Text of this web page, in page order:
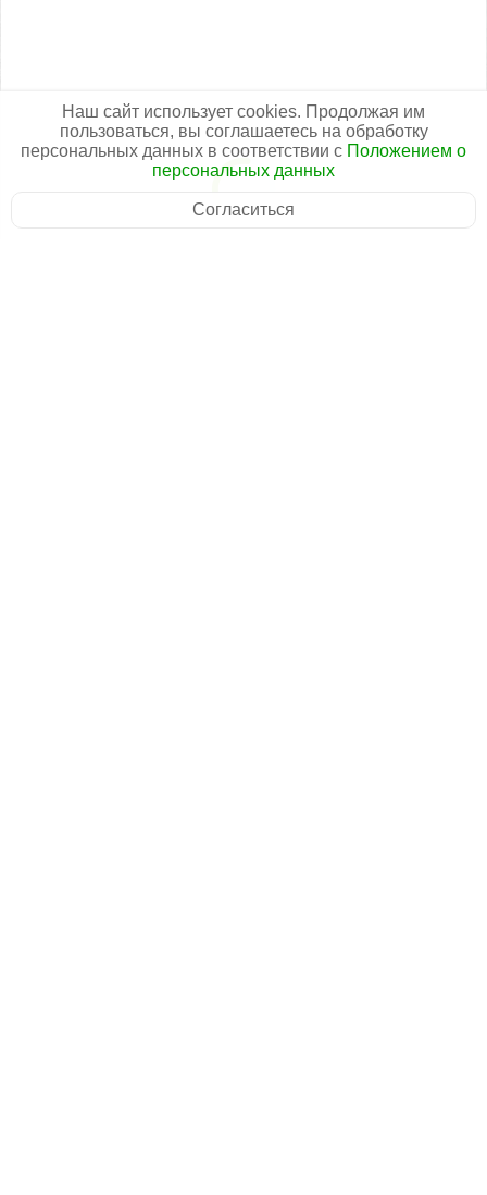
Наш сайт использует cookies. Продолжая им
пользоваться, вы соглашаетесь на обработку
персональных данных в соответствии с Положением о
персональных данных
Согласиться